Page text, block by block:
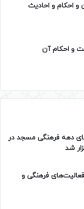
و احکام و احادیث
و احکام آن
دهه فرهنگی مسجد در
شد
فرهنگی و